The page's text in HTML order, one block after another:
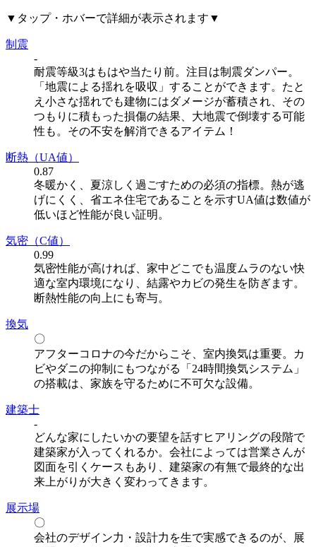
▼タップ・ホバーで詳細が表示されます▼
制震
-
耐震等級3はもはや当たり前。注目は制震ダンパー。
「地震による揺れを吸収」することができます。たと
え小さな揺れでも建物にはダメージが蓄積され、その
つもりに積もった損傷の結果、大地震で倒壊する可能
性も。その不安を解消できるアイテム！
断熱 （UA値）
0.87
冬暖かく、夏涼しく過ごすための必須の指標。熱が逃
げにくく、省エネ住宅であることを示すUA値は数値が
低いほど性能が良い証明。
気密 （C値）
0.99
気密性能が高ければ、家中どこでも温度ムラのない快
適な室内環境になり、結露やカビの発生を防ぎます。
断熱性能の向上にも寄与。
換気
〇
アフターコロナの今だからこそ、室内換気は重要。カ
ビやダニの抑制にもつながる「24時間換気システム」
の搭載は、家族を守るために不可欠な設備。
建築士
-
どんな家にしたいかの要望を話すヒアリングの段階で
建築家が入ってくれるか。会社によっては営業さんが
図面を引くケースもあり、建築家の有無で最終的な出
来上がりが大きく変わってきます。
展示場
〇
会社のデザイン力・設計力を生で実感できるのが、展